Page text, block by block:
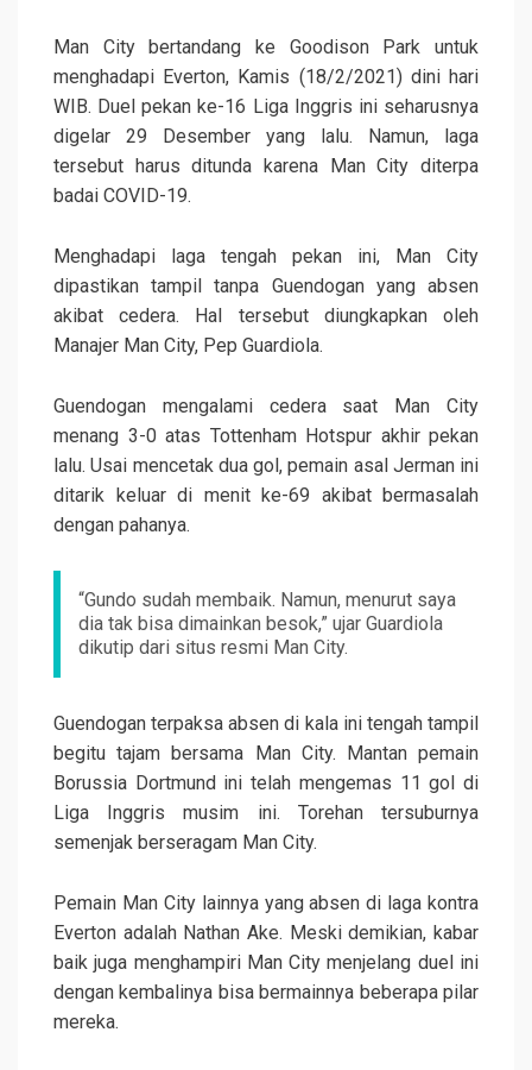
Man City bertandang ke Goodison Park untuk
menghadapi Everton, Kamis (18/2/2021) dini hari
WIB. Duel pekan ke-16 Liga Inggris ini seharusnya
digelar 29 Desember yang lalu. Namun, laga
tersebut harus ditunda karena Man City diterpa
badai COVID-19.
Menghadapi laga tengah pekan ini, Man City
dipastikan tampil tanpa Guendogan yang absen
akibat cedera. Hal tersebut diungkapkan oleh
Manajer Man City, Pep Guardiola.
Guendogan mengalami cedera saat Man City
menang 3-0 atas Tottenham Hotspur akhir pekan
lalu. Usai mencetak dua gol, pemain asal Jerman ini
ditarik keluar di menit ke-69 akibat bermasalah
dengan pahanya.
“Gundo sudah membaik. Namun, menurut saya
dia tak bisa dimainkan besok,” ujar Guardiola
dikutip dari situs resmi Man City.
Guendogan terpaksa absen di kala ini tengah tampil
begitu tajam bersama Man City. Mantan pemain
Borussia Dortmund ini telah mengemas 11 gol di
Liga Inggris musim ini. Torehan tersuburnya
semenjak berseragam Man City.
Pemain Man City lainnya yang absen di laga kontra
Everton adalah Nathan Ake. Meski demikian, kabar
baik juga menghampiri Man City menjelang duel ini
dengan kembalinya bisa bermainnya beberapa pilar
mereka.